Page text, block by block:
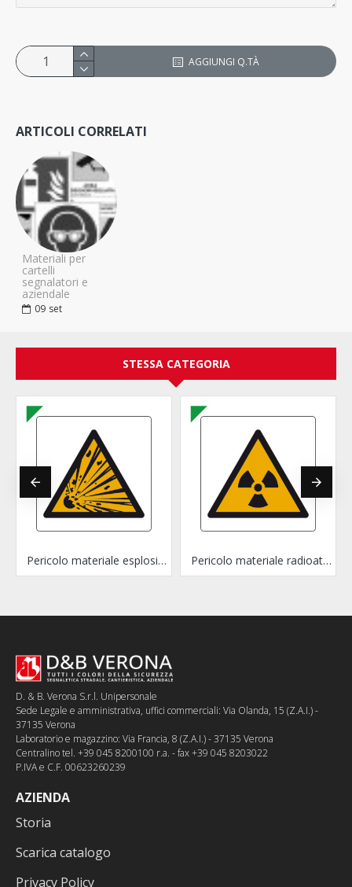
AGGIUNGI Q.TÀ
ARTICOLI CORRELATI
Materiali per
cartelli
segnalatori e
aziendale
09 set
STESSA CATEGORIA
Pericolo materiale esplosivo Pericolo materiale radioattivo e radiazioni ionizzanti
D. & B. Verona S.r.l. Unipersonale
Sede Legale e amministrativa, uffici commerciali: Via Olanda, 15 (Z.A.I.) -
37135 Verona
Laboratorio e magazzino: Via Francia, 8 (Z.A.I.) - 37135 Verona
Centralino tel. +39 045 8200100 r.a. - fax +39 045 8203022
P.IVA e C.F. 00623260239
AZIENDA
Storia
Scarica catalogo
Privacy Policy